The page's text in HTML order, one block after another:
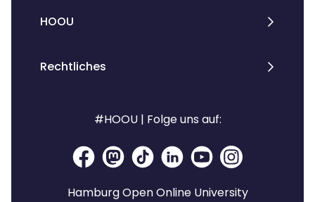
HOOU
Rechtliches
#HOOU | Folge uns auf:
Hamburg Open Online University